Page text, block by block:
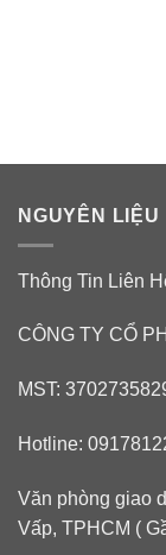
NGUYÊN LIỆU
Thông Tin Liên
CÔNG TY CỔ
MST:
Hotline:
Văn phòng giao
Vấp, TPHCM (